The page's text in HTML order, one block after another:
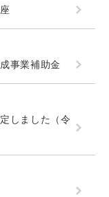
事業補助金
しました（令